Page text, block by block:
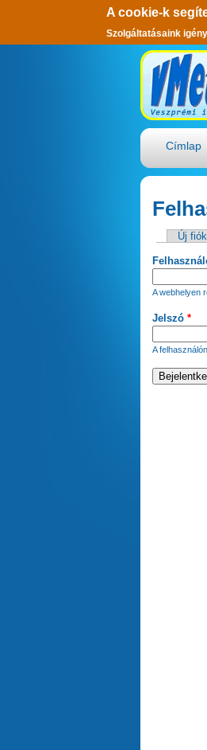
A cookie-k
Szolgáltatásaink
Címlap
Új
A webhelyen
Jelszó *
A